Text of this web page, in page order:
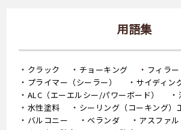
用語集
クラック チョーキング
フィラー
プライマー（シーラー）
サイディン
ALC（エーエルシー/パワーボード）
水性塗料
シーリング（コーキング）
バルコニー
ベランダ
アスファ